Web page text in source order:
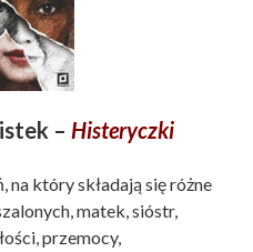
– Histeryczki
który składają się różne
matek, sióstr,
przemocy,